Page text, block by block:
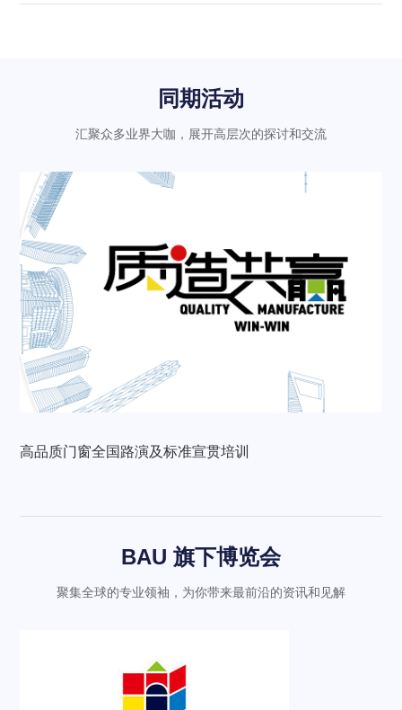
同期活动
汇聚众多业界大咖，展开高层次的探讨和交流
高品质门窗全国路演及标准宣贯培训
BAU 旗下博览会
聚集全球的专业领袖，为你带来最前沿的资讯和见解